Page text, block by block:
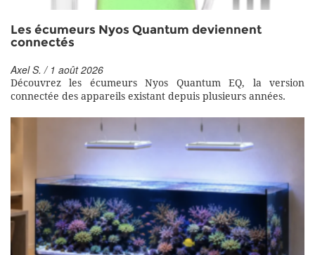
Les écumeurs Nyos Quantum deviennent
connectés
Axel S. / 1 août 2026
Découvrez les écumeurs Nyos Quantum EQ, la version
connectée des appareils existant depuis plusieurs années.